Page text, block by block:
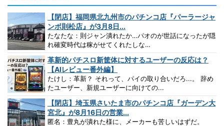
【閉店】福岡県北九州市のパチンコ店『パーラージャ
ンボ則松店』が3月8日...
たなたな：則ジャン潰れたか…パオのが世話になったが隠
れ確変時代は稼がせてくれたしな…
革新的パチスロ新筐体に対するユーザーの反応は？
【AIレビュー番外編】
たけし：革新？ それって、パイの取り合いだろ...。 辞め
たユーザー、新規ユーザーに向けての...
【閉店】埼玉県さいたま市のパチンコ店『ガーデン大
宮北』が8月16日の営業...
匿名：豊丸が潰れた様に、メーカーも苦しいはずだ。